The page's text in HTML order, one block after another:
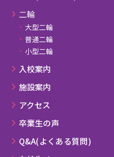
⼆輪
大型二輪
普通二輪
小型二輪
⼊校案内
施設案内
アクセス
卒業⽣の声
Q&A(よくある質問)